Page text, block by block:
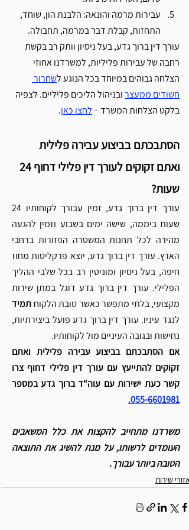
עבירות מרמה והונאה: הלבנת הון, שוחד,
התחזות, קבלת דבר במרמה, תחבולה.
עורך דין ברוך גדע, בעל ניסיון וותק רב בקשת
רחבה של עבירות פליליות, למשרדנו אחוזי
הצלחה גבוהים במיוחד בכל הנוגע לשחרור
חשודים ממעצר ובניהול הליכים פליליים. לצפיה
בלקט הצלחות המשרד – לחצו כאן.
הסתבכתם בביצוע עבירה פלילית
שעות?
מקצועי, בלתי מתפשר כאשר טובת הלקוח תמיד
נחישות ובגובה העיניים מול לקוחותיו.
קשר כעת ישירות עם עוה"ד ברוך גדע במספר
055-6601981
.
הטובה ביותר עבורך.
אזורי שירות